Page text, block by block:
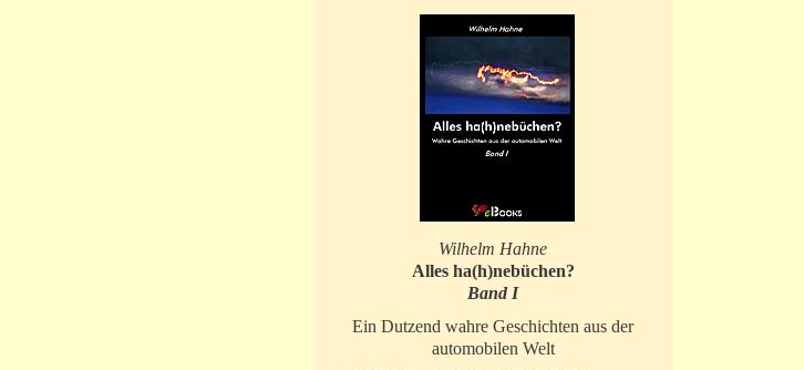
Wilhelm Hahne
Alles ha(h)nebüchen?
Band I
Ein Dutzend wahre Geschichten aus der
automobilen Welt